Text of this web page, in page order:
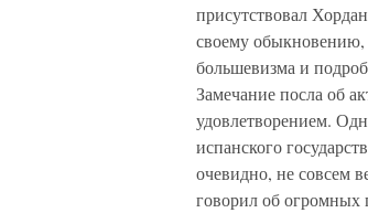
присутствовал
своему обыкновению,
большевизма и
Замечание посла об
удовлетворением.
испанского
очевидно, не совсем
говорил об огромных